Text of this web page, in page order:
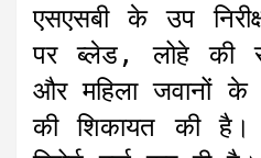
एसएसबी के उप
पर ब्लेड, लोहे की
और महिला जवानों
की शिकायत की